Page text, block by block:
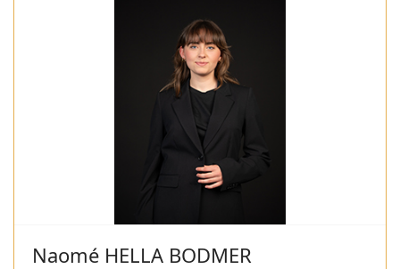
Naomé HELLA BODMER